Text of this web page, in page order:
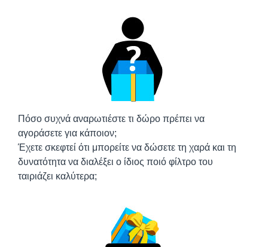
Πόσο συχνά αναρωτιέστε τι δώρο πρέπει να
αγοράσετε για κάποιον;
Έχετε σκεφτεί ότι μπορείτε να δώσετε τη χαρά και τη
δυνατότητα να διαλέξει ο ίδιος ποιό φίλτρο του
ταιριάζει καλύτερα;